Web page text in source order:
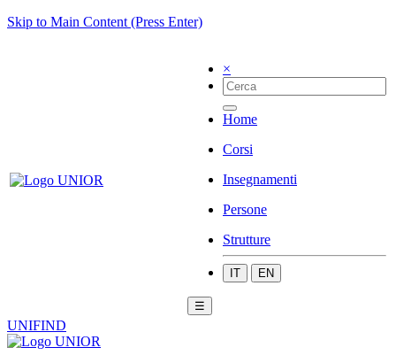
Skip to Main Content (Press Enter)
×
Home
Corsi
Insegnamenti
Persone
Strutture
IT EN
☰
UNIFIND